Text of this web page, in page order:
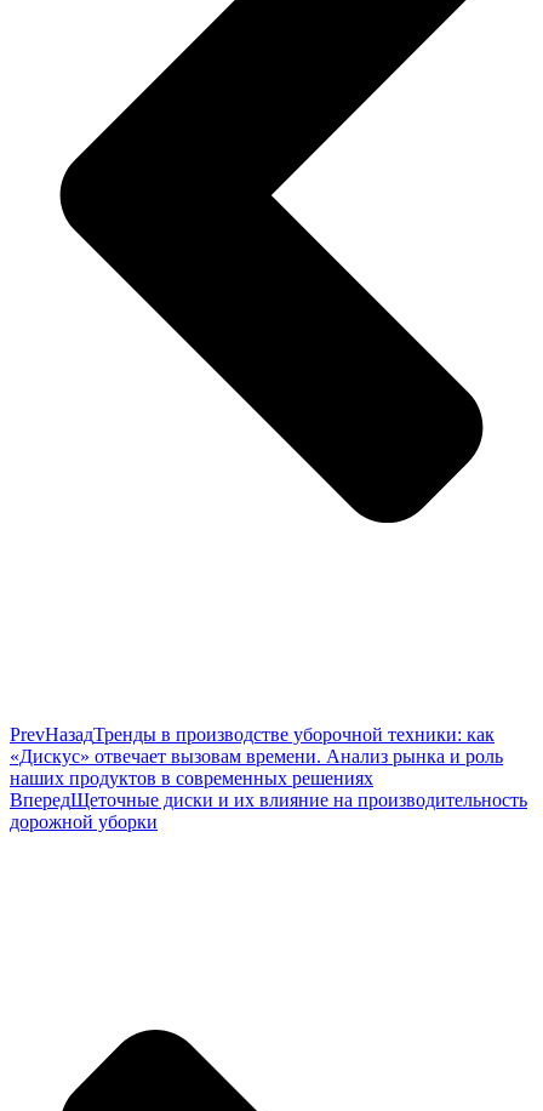
PrevНазадТренды в производстве уборочной техники: как
«Дискус» отвечает вызовам времени. Анализ рынка и роль
наших продуктов в современных решениях
ВпередЩеточные диски и их влияние на производительность
дорожной уборки